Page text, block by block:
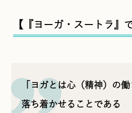
【『ヨーガ・スートラ』
「ヨガとは心（精神）の働
落ち着かせることである